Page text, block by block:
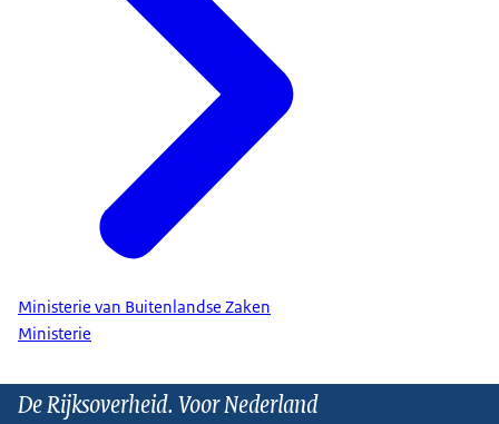
Ministerie van Buitenlandse Zaken
Ministerie
De Rijksoverheid. Voor Nederland